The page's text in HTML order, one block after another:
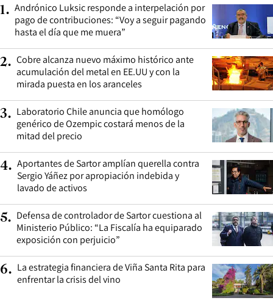
1. Andrónico Luksic responde a interpelación por
pago de contribuciones: “Voy a seguir pagando
hasta el día que me muera”
2. Cobre alcanza nuevo máximo histórico ante
acumulación del metal en EE.UU y con la
mirada puesta en los aranceles
3. Laboratorio Chile anuncia que homólogo
genérico de Ozempic costará menos de la
mitad del precio
4. Aportantes de Sartor amplían querella contra
Sergio Yáñez por apropiación indebida y
lavado de activos
5. Defensa de controlador de Sartor cuestiona al
Ministerio Público: “La Fiscalía ha equiparado
exposición con perjuicio”
6. La estrategia financiera de Viña Santa Rita para
enfrentar la crisis del vino